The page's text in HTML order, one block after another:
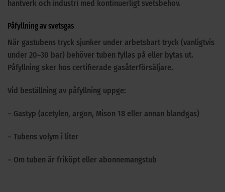
hantverk och industri med kontinuerligt svetsbehov.
Påfyllning av svetsgas
När gastubens tryck sjunker under arbetsbart tryck (vanligtvis
under 20–30 bar) behöver tuben fyllas på eller bytas ut.
Påfyllning sker hos certifierade gasåterförsäljare.
Vid beställning av påfyllning uppge:
– Gastyp (acetylen, argon, Mison 18 eller annan blandgas)
– Tubens volym i liter
– Om tuben är friköpt eller abonnemangstub